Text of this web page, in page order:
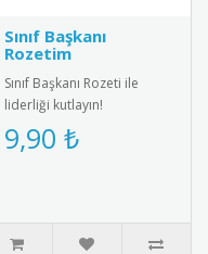
Sınıf Başkanı
Rozetim
Sınıf Başkanı Rozeti ile
liderliği kutlayın!
Öğrenciler için özel
tasarım, şık ve anlamlı bir
9,90 ₺